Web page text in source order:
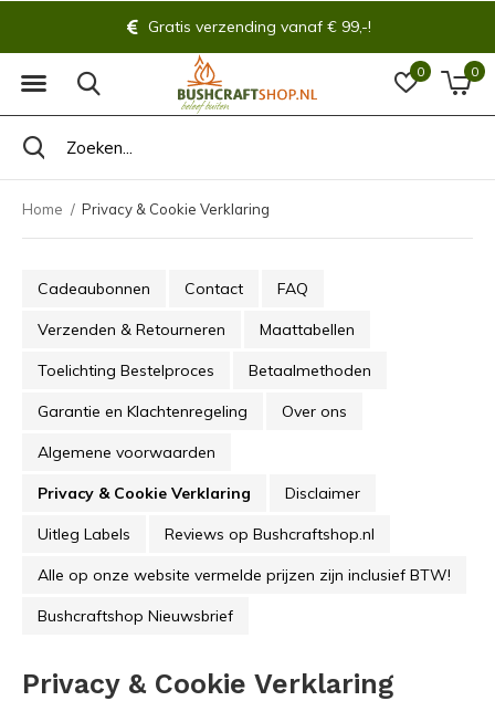
0 0
Gratis verzending vanaf € 99,-!
Home Privacy & Cookie Verklaring
Cadeaubonnen Contact FAQ
Verzenden & Retourneren Maattabellen
Toelichting Bestelproces Betaalmethoden
Garantie en Klachtenregeling Over ons
Algemene voorwaarden
Privacy & Cookie Verklaring Disclaimer
Uitleg Labels Reviews op Bushcraftshop.nl
Alle op onze website vermelde prijzen zijn inclusief BTW!
Bushcraftshop Nieuwsbrief
Privacy & Cookie Verklaring